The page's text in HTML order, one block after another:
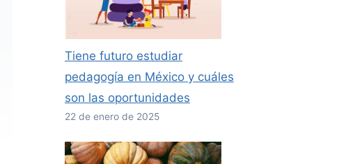
Tiene futuro estudiar
pedagogía en México y cuáles
son las oportunidades
22 de enero de 2025